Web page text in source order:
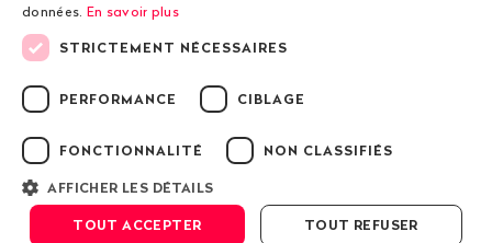
© 2026 Public Eye
Mentions légales
Lignes directrices de Public Eye en matière de
protection des données
Conditions générales
données. En savoir plus
STRICTEMENT NÉCESSAIRES
PERFORMANCE CIBLAGE
FONCTIONNALITÉ NON CLASSIFIÉS
AFFICHER LES DÉTAILS
TOUT ACCEPTER TOUT REFUSER